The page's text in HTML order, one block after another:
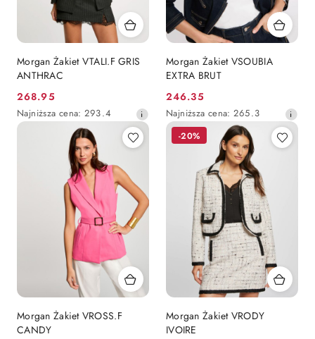
Morgan Żakiet VTALI.F GRIS
ANTHRAC
Cena
promocyjna:
268.95
Najniższa
cena
Najniższa cena: 293.4
Morgan Żakiet VSOUBIA
EXTRA BRUT
Cena
promocyjna:
246.35
Najniższa
cena
obniżką
Najniższa cena: 265.3
Morgan Żakiet VROSS.F
CANDY
Morgan Żakiet VRODY
IVOIRE
-20%